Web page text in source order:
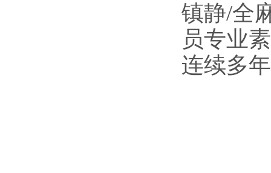
镇静/全
员专业
连续多